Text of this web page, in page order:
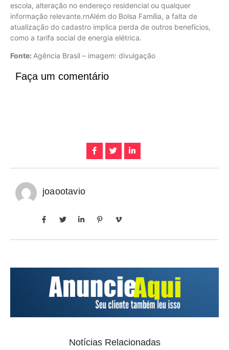
escola, alteração no endereço residencial ou qualquer
informação relevante.rnAlém do Bolsa Família, a falta de
atualização do cadastro implica perda de outros benefícios,
como a tarifa social de energia elétrica.
Fonte: Agência Brasil – imagem: divulgação
Faça um comentário
joaootavio
Notícias Relacionadas